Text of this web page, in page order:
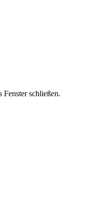
schließen.